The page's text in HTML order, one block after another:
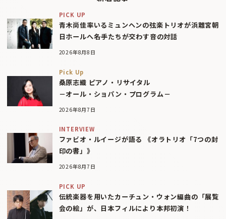
PICK UP
青木尚佳率いるミュンヘンの弦楽トリオが浜離宮朝
日ホールへ――名手たちが交わす音の対話
2026年8月8日
Pick Up
桑原志織 ピアノ・リサイタル
－オール・ショパン・プログラム－
2026年8月7日
INTERVIEW
ファビオ・ルイージが語る 《オラトリオ「7つの封
印の書」》
2026年8月7日
PICK UP
伝統楽器を用いたカーチュン・ウォン編曲の「展覧
会の絵」が、日本フィルにより本邦初演！